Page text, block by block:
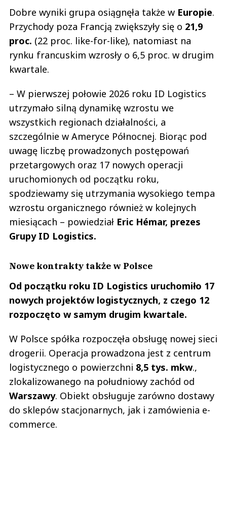
Dobre wyniki grupa osiągnęła także w Europie.
Przychody poza Francją zwiększyły się o 21,9
proc. (22 proc. like-for-like), natomiast na
rynku francuskim wzrosły o 6,5 proc. w drugim
kwartale.
– W pierwszej połowie 2026 roku ID Logistics
utrzymało silną dynamikę wzrostu we
wszystkich regionach działalności, a
szczególnie w Ameryce Północnej. Biorąc pod
uwagę liczbę prowadzonych postępowań
przetargowych oraz 17 nowych operacji
uruchomionych od początku roku,
spodziewamy się utrzymania wysokiego tempa
wzrostu organicznego również w kolejnych
miesiącach – powiedział Eric Hémar, prezes
Grupy ID Logistics.
Nowe kontrakty także w Polsce
Od początku roku ID Logistics uruchomiło 17
nowych projektów logistycznych, z czego 12
rozpoczęto w samym drugim kwartale.
W Polsce spółka rozpoczęła obsługę nowej sieci
drogerii. Operacja prowadzona jest z centrum
logistycznego o powierzchni 8,5 tys. mkw.,
zlokalizowanego na południowy zachód od
Warszawy. Obiekt obsługuje zarówno dostawy
do sklepów stacjonarnych, jak i zamówienia e-
commerce.